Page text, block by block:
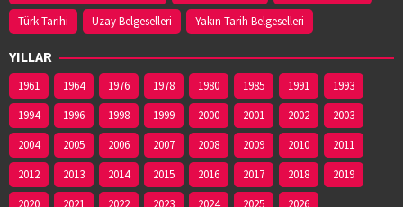
Türk Tarihi
Uzay Belgeselleri Yakın Tarih Belgeselleri
YILLAR
1961 1964 1976 1978 1980 1985 1991
1993
1994
1996 1998 1999 2000 2001 2002
2003
2004
2005 2006 2007 2008 2009 2010
2011
2012
2013 2014 2015 2016 2017 2018
2019
2020
2021 2022 2023 2024 2025 2026